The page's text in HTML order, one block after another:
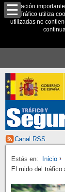
Información
de Tráfico utiliza
utilizadas no
Canal RSS
Estás en: Inicio
El ruido del tráfico